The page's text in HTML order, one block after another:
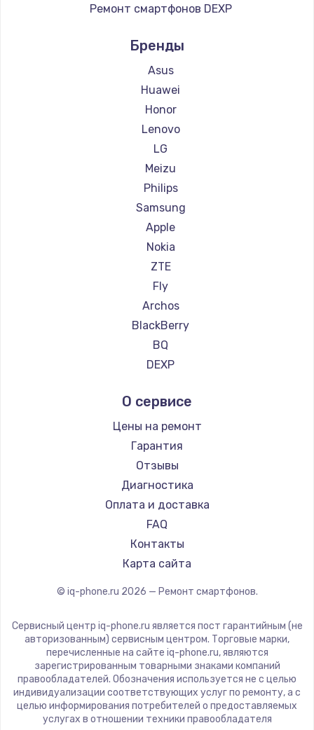
Ремонт смартфонов DEXP
Ремонт смартфонов Ginzzu
Ремонт смартфонов Highscreen
Ремонт смартфонов Irbis
Ремонт смартфонов Kyocera
Ремонт смартфонов LeEco
Ремонт смартфонов OnePlus
Ремонт смартфонов teXet
Ремонт смартфонов Motorola
Ремонт смартфонов Prestigio
Ремонт смартфонов Vertex
Ремонт смартфонов Microsoft
Ремонт смартфонов Sharp
Ремонт смартфонов Elephone
Ремонт смартфонов BlackView
Ремонт смартфонов Google
Ремонт смартфонов Vertu
Ремонт смартфонов Tp-Link
Ремонт смартфонов Nubia
Ремонт смартфонов Land Rover
Ремонт смартфонов Acer
Ремонт смартфонов HP
Ремонт смартфонов Poco
Ремонт смартфонов HTC
Ремонт смартфонов Blackmagic
Ремонт смартфонов Nothing
Ремонт смартфонов iQOO
Бренды
Asus
Huawei
Honor
Lenovo
LG
Meizu
Philips
Samsung
Apple
Nokia
ZTE
Fly
Archos
BlackBerry
BQ
DEXP
Ginzzu
Highscreen
Irbis
Kyocera
LeEco
OnePlus
teXet
Motorola
Prestigio
Elephone
BlackView
Google
Vertu
Tp-Link
О сервисе
Цены на ремонт
Гарантия
Отзывы
Диагностика
Оплата и доставка
FAQ
Контакты
Карта сайта
© iq-phone.ru 2026 — Ремонт смартфонов.
Сервисный центр iq-phone.ru является пост гарантийным (не
авторизованным) сервисным центром. Торговые марки,
перечисленные на сайте iq-phone.ru, являются
зарегистрированным товарными знаками компаний
правообладателей. Обозначения используется не с целью
индивидуализации соответствующих услуг по ремонту, а с
целью информирования потребителей о предоставляемых
услугах в отношении техники правообладателя